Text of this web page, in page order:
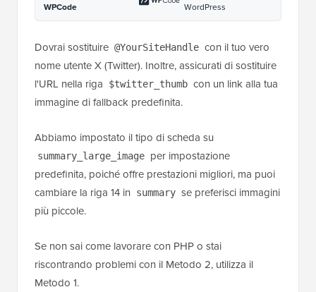
WPCode
WordPress
Dovrai sostituire @YourSiteHandle con il tuo vero
nome utente X (Twitter). Inoltre, assicurati di sostituire
l'URL nella riga
$twitter_thumb con un link alla tua
immagine di fallback predefinita.
Abbiamo impostato il tipo di scheda su
summary_large_image per impostazione
predefinita, poiché offre prestazioni migliori, ma puoi
cambiare la riga 14 in
summary se preferisci immagini
più piccole.
Se non sai come lavorare con PHP o stai
riscontrando problemi con il Metodo 2, utilizza il
Metodo 1.